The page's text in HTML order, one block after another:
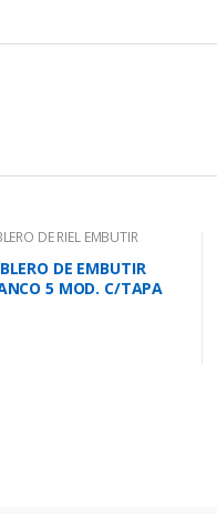
DE RIEL EMBUTIR
DE EMBUTIR
5 MOD. C/TAPA